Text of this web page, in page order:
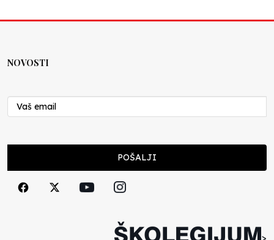
Nenad Veličković
29.10.2024
Cuke i djeca
NOVOSTI
POŠALJI
>